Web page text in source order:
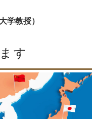
学教授）
す